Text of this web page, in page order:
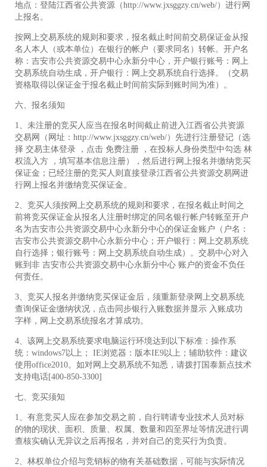
地点：登陆江西省公共资源（http://www.jxsggzy.cn/web/）进行网
上报名。
按网上交易系统的规则和要求，报名截止时间前交易保证金从报
名人本人（或本单位）在银行的帐户（要求同名）转帐。开户名
称：吉安市公共资源交易中心永新分中心，开户银行账号：网上
交易系统自动生成，开户银行：网上交易系统自行选择。（交易
资格取得以保证金于报名截止时间前实际到账时间为准）。
六、报名须知
1、未注册的竞买人应当在报名时间截止前进入江西省公共资源
交易网（网址：http://www.jxsggzy.cn/web/）先进行注册登记（选
择 交易主体登录 ，点击 免费注册 ，在投标人身份类型中勾选 林
权流入方 ，填写基本信息注册），然后进行网上报名并缴纳竞买
保证金；已经注册的竞买人则直接登录江西省公共资源交易网进
行网上报名并缴纳竞买保证金。
2、竞买人须按网上交易系统的规则和要求，在报名截止时间之
前将竞买保证金从报名人注册时绑定的同名银行帐户转账至开户
名为吉安市公共资源交易中心永新分中心的保证金账户（户名：
吉安市公共资源交易中心永新分中心；开户银行：网上交易系统
自行选择；银行账号：网上交易系统自动生成）。交易中心对入
账到非 吉安市公共资源交易中心永新分中心 账户的资金不负任
何责任。
3、竞买人报名并缴纳竞买保证金后，须重新登录网上交易系统
查询保证金缴纳状况，点击同步银行入账数据并显示 入账成功
字样，网上交易系统报名才算成功。
4、该网上交易系统要求电脑运行环境达到以下标准：操作系
统：windows7以上； IE浏览器：版本IE9以上；辅助软件：建议
使用office2010。如对网上交易系统不知悉，请拨打国泰新点技术
支持电话[400-850-3300]
七、竞买须知
1、有意竞买人应在参加交易之前，自行聘请专业技术人员对标
的物的现状、面积、质量、权属、数量和四至界址等情况进行调
查核实确认无异议之后再报名，并对自己的竞买行为负责。
2、林权单位介绍与竞销标的物有关基础数据，可能与实际情况